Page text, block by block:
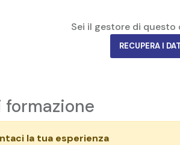
Sei il gestore di
RECUPERA I
formazione
la tua esperienza